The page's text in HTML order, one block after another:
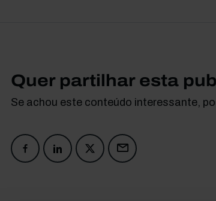
Quer partilhar esta
Se achou este conteúdo interessante,